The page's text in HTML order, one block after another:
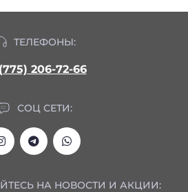
ТЕЛЕФОНЫ:
206-72-66
СОЦ СЕТИ:
НА НОВОСТИ И АКЦИИ: